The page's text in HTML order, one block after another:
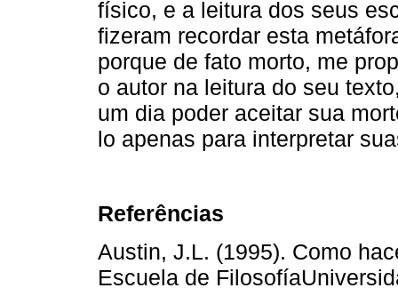
físico, e a leitura dos seus
fizeram recordar esta
porque de fato morto, me
o autor na leitura do seu
um dia poder aceitar sua
lo apenas para interpretar
Referências
Austin, J.L. (1995). Como
Escuela de